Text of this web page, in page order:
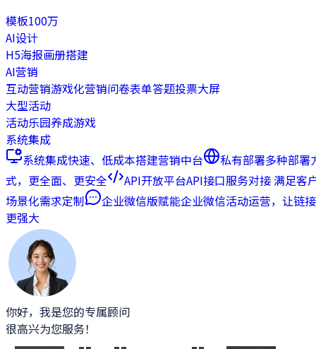
模板100万
AI设计
H5海报画册搭建
AI营销
互动营销游戏化营销问卷表单答题投票大屏
大型活动
活动乐园养成游戏
系统集成
系统集成快速、低成本搭建营销中台 私有部署多种部署
式，更全面、更安全
API开放平台API接口服务对接 满足客
场景化需求定制
企业微信版赋能企业微信活动运营，让链接
更强大
你好，我是您的专属顾问
很高兴为您服务！